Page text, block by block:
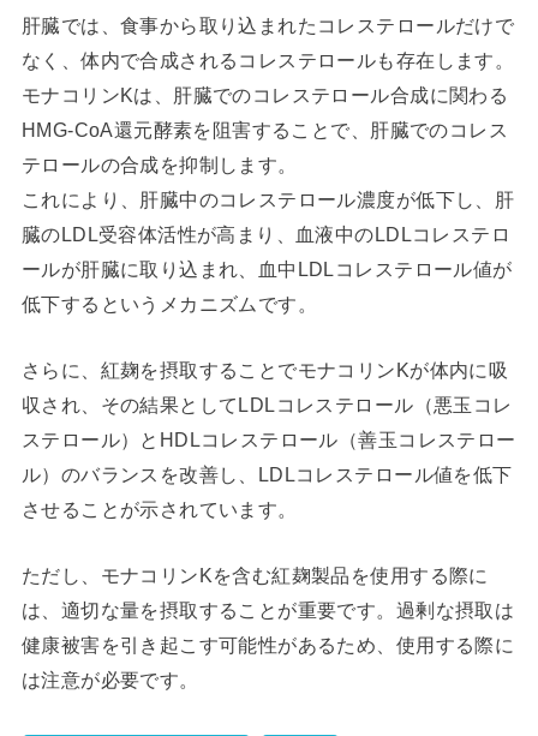
肝臓では、食事から取り込まれたコレステロールだけで
なく、体内で合成されるコレステロールも存在します。
モナコリンKは、肝臓でのコレステロール合成に関わる
HMG-CoA還元酵素を阻害することで、肝臓でのコレス
テロールの合成を抑制します。
これにより、肝臓中のコレステロール濃度が低下し、肝
臓のLDL受容体活性が高まり、血液中のLDLコレステロ
ールが肝臓に取り込まれ、血中LDLコレステロール値が
低下するというメカニズムです。
さらに、紅麹を摂取することでモナコリンKが体内に吸
収され、その結果としてLDLコレステロール（悪玉コレ
ステロール）とHDLコレステロール（善玉コレステロー
ル）のバランスを改善し、LDLコレステロール値を低下
させることが示されています。
ただし、モナコリンKを含む紅麹製品を使用する際に
は、適切な量を摂取することが重要です。過剰な摂取は
健康被害を引き起こす可能性があるため、使用する際に
は注意が必要です。